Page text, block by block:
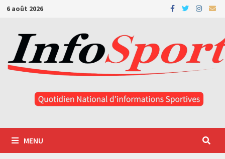
Passer
contenu
6 août 2026
MENU